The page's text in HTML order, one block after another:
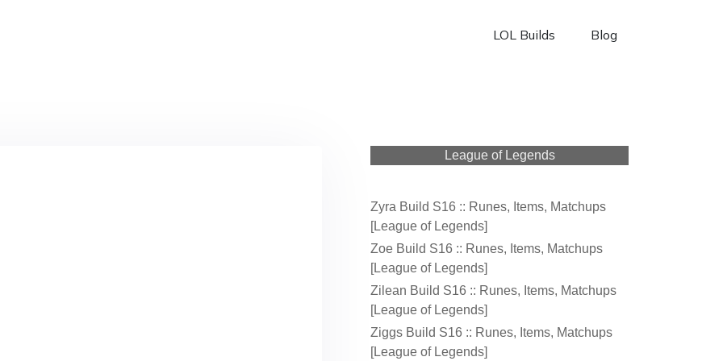
LOL Builds Blog
League of Legends
Zyra Build S16 :: Runes, Items, Matchups
[League of Legends]
Zoe Build S16 :: Runes, Items, Matchups
[League of Legends]
Zilean Build S16 :: Runes, Items, Matchups
[League of Legends]
Ziggs Build S16 :: Runes, Items, Matchups
[League of Legends]